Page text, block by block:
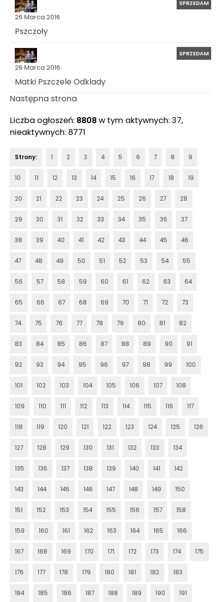
26 Marca 2016
SPRZEDAM
Pszczoły
26 Marca 2016
SPRZEDAM
Matki Pszczele Odklady
Następna strona
Liczba ogłoszeń: 8808w tym aktywnych: 37,
nieaktywnych: 8771
Strony: 1 2 3 4 5 6 7 8 9
10 11 12 13 14 15 16 17 18 19
20 21 22 23 24 25 26 27 28
29 30 31 32 33 34 35 36 37
38 39 40 41 42 43 44 45 46
47 48 49 50 51 52 53 54 55
56 57 58 59 60 61 62 63 64
65 66 67 68 69 70 71 72 73
74 75 76 77 78 79 80 81 82
83 84 85 86 87 88 89 90 91
92 93 94 95 96 97 98 99 100
101 102 103 104 105 106 107 108
109 110 111 112 113 114 115 116 117
118 119 120 121 122 123 124 125 126
127 128 129 130 131 132 133 134
135 136 137 138 139 140 141 142
143 144 145 146 147 148 149 150
151 152 153 154 155 156 157 158
159 160 161 162 163 164 165 166
167 168 169 170 171 172 173 174 175
176 177 178 179 180 181 182 183
184 185 186 187 188 189 190 191